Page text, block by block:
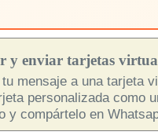
y enviar tarjetas
mensaje a una tarjeta
personalizada como
y compártelo en